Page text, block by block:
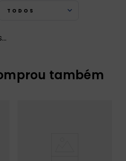
TODOS
também